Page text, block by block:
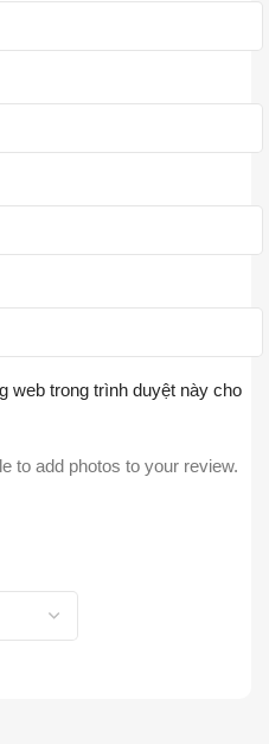
web trong trình duyệt này cho
to add photos to your review.